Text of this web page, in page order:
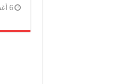
6 أغسطس، 2026